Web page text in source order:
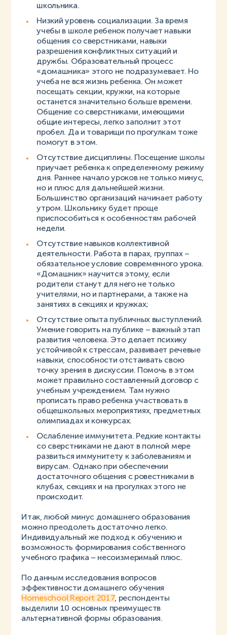
школьника.
Низкий уровень социализации. За время
учебы в школе ребенок получает навыки
общения со сверстниками, навыки
разрешения конфликтных ситуаций и
дружбы. Образовательный процесс
«домашника» этого не подразумевает. Но
учеба не вся жизнь ребенка. Он может
посещать секции, кружки, на которые
останется значительно больше времени.
Общение со сверстниками, имеющими
общие интересы, легко заполнит этот
пробел. Да и товарищи по прогулкам тоже
помогут в этом.
Отсутствие дисциплины. Посещение школы
приучает ребенка к определенному режиму
дня. Раннее начало уроков не только минус,
но и плюс для дальнейшей жизни.
Большинство организаций начинает работу
утром. Школьнику будет проще
приспособиться к особенностям рабочей
недели.
Отсутствие навыков коллективной
деятельности. Работа в парах, группах –
обязательное условие современного урока.
«Домашник» научится этому, если
родители станут для него не только
учителями, но и партнерами, а также на
занятиях в секциях и кружках;
Отсутствие опыта публичных выступлений.
Умение говорить на публике – важный этап
развития человека. Это делает психику
устойчивой к стрессам, развивает речевые
навыки, способности отстаивать свою
точку зрения в дискуссии. Помочь в этом
может правильно составленный договор с
учебным учреждением. Там нужно
прописать право ребенка участвовать в
общешкольных мероприятиях, предметных
олимпиадах и конкурсах.
Ослабление иммунитета. Редкие контакты
со сверстниками не дают в полной мере
развиться иммунитету к заболеваниям и
вирусам. Однако при обеспечении
достаточного общения с ровестниками в
клубах, секциях и на прогулках этого не
происходит.
Итак, любой минус домашнего образования
можно преодолеть достаточно легко.
Индивидуальный же подход к обучению и
возможность формирования собственного
учебного графика – несоизмеримый плюс.
По данным исследования вопросов
эффективности домашнего обучения
Homeschool Report 2017, респонденты
выделили 10 основных преимуществ
альтернативной формы образования.